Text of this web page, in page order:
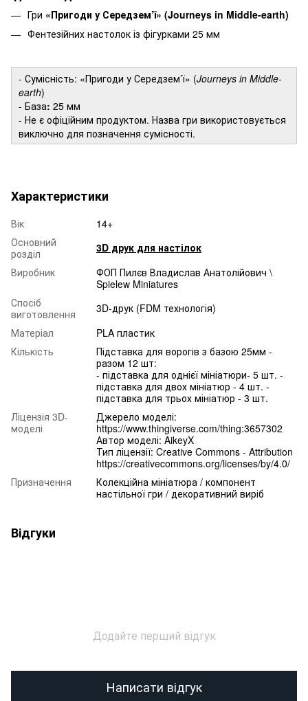
Гри «Пригоди у Середзем’ї» (Journeys in Middle-earth)
Фентезійних настолок із фігурками 25 мм
- Сумісність: «Пригоди у Середзем’ї» (Journeys in Middle-
earth)
- База: 25 мм
- Не є офіційним продуктом. Назва гри використовується
виключно для позначення сумісності.
Характеристики
Вік
14+
Основний
розділ
3D друк для настілок
Виробник
ФОП Пилєв Владислав Анатолійович \
Spielew Miniatures
Спосіб
виготовлення
3D-друк (FDM технологія)
Матеріал
PLA пластик
Кількість
Підставка для ворогів з базою 25мм -
разом 12 шт:
- підставка для однієї мініатюри- 5 шт. -
підставка для двох мініатюр - 4 шт. -
підставка для трьох мініатюр - 3 шт.
Ліцензія 3D-
моделі
Джерело моделі:
https://www.thingiverse.com/thing:3657302
Автор моделі: AikeyX
Тип ліцензії: Creative Commons - Attribution
https://creativecommons.org/licenses/by/4.0/
Призначення
Колекційна мініатюра / компонент
настільної гри / декоративний виріб
Відгуки
Додайте перший відгук
Написати відгук